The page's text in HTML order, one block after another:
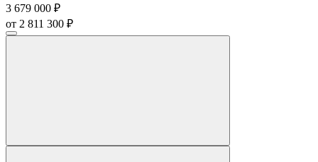
3 679 000 ₽
от 2 811 300 ₽